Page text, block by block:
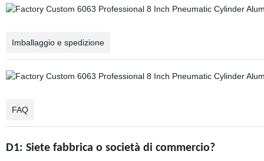
Imballaggio e spedizione
FAQ
D1: Siete fabbrica o società di commercio?